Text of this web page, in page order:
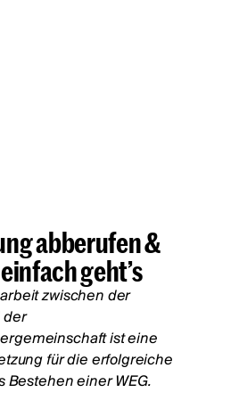
abberufen &
geht’s
zwischen der
der
ist eine
für die erfolgreiche
Bestehen einer WEG.